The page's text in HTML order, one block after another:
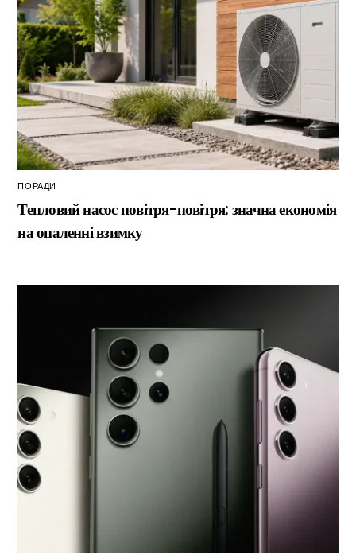
ПОРАДИ
Тепловий насос повітря-повітря: значна економія
на опаленні взимку